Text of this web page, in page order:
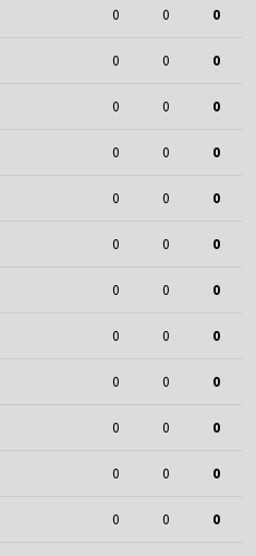
0 0 0
0 0 0
0 0 0
0 0 0
0 0 0
0 0 0
0 0 0
0 0 0
0 0 0
0 0 0
0 0 0
0 0 0